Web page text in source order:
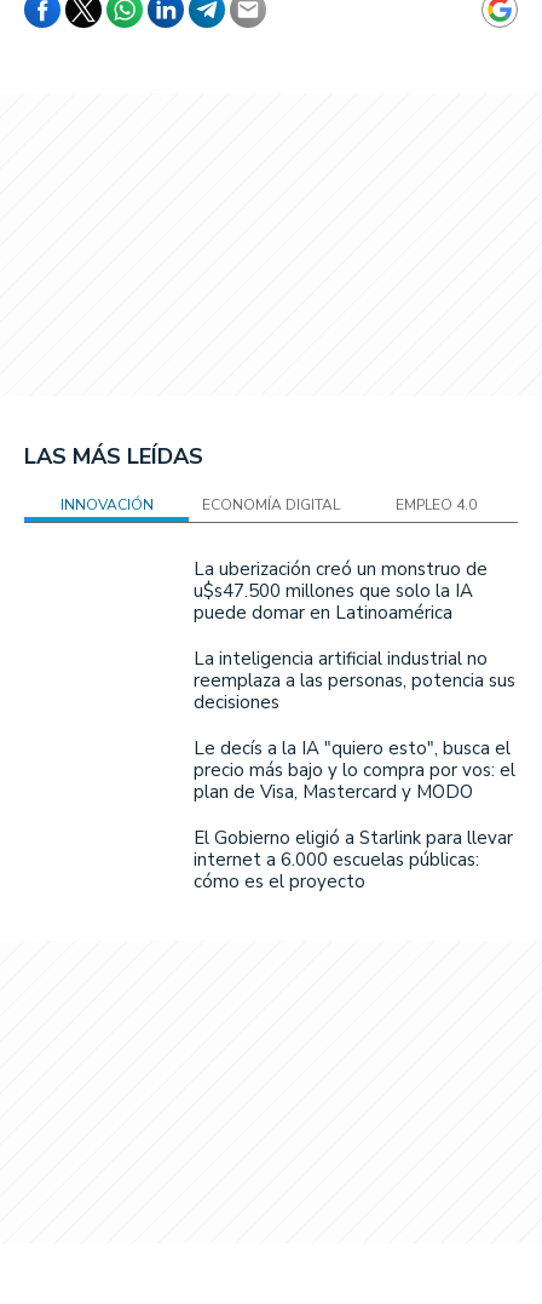
LAS MÁS LEÍDAS
INNOVACIÓN ECONOMÍA DIGITAL EMPLEO 4.0
La uberización creó un monstruo de
u$s47.500 millones que solo la IA
puede domar en Latinoamérica
La inteligencia artificial industrial no
reemplaza a las personas, potencia sus
decisiones
Le decís a la IA "quiero esto", busca el
precio más bajo y lo compra por vos: el
plan de Visa, Mastercard y MODO
El Gobierno eligió a Starlink para llevar
internet a 6.000 escuelas públicas:
cómo es el proyecto